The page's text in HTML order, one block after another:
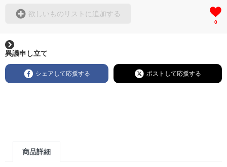
欲しいものリストに追加する
0
異議申し立て
シェアして応援する ポストして応援する
商品詳細